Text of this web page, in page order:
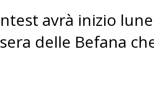
avrà inizio
delle Befana